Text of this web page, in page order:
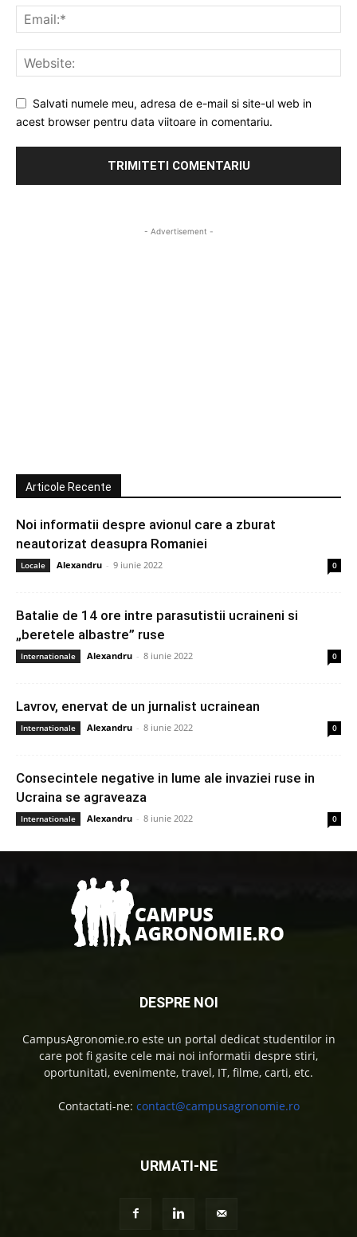
Salvati numele meu, adresa de e-mail si site-ul web in
acest browser pentru data viitoare in comentariu.
- Advertisement -
Articole Recente
Noi informatii despre avionul care a zburat
neautorizat deasupra Romaniei
Locale Alexandru - 9 iunie 2022 0
Batalie de 14 ore intre parasutistii ucraineni si
„beretele albastre” ruse
Internationale Alexandru - 8 iunie 2022 0
Lavrov, enervat de un jurnalist ucrainean
Internationale Alexandru - 8 iunie 2022 0
Consecintele negative in lume ale invaziei ruse in
Ucraina se agraveaza
Internationale Alexandru - 8 iunie 2022 0
DESPRE NOI
CampusAgronomie.ro este un portal dedicat studentilor in
care pot fi gasite cele mai noi informatii despre stiri,
oportunitati, evenimente, travel, IT, filme, carti, etc.
Contactati-ne: contact@campusagronomie.ro
URMATI-NE